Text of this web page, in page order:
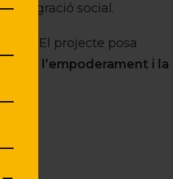
integració social.
El projecte posa
l’empoderament i la